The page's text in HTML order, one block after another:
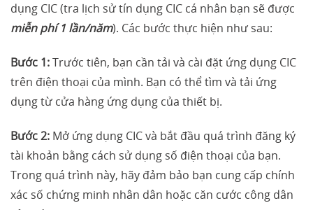
dụng CIC (tra lịch sử tín dụng CIC cá nhân bạn sẽ được
miễn phí 1 lần/năm). Các bước thực hiện như sau:
Bước 1:Trước tiên, bạn cần tải và cài đặt ứng dụng CIC
trên điện thoại của mình. Bạn có thể tìm và tải ứng
dụng từ cửa hàng ứng dụng của thiết bị.
Bước 2: Mở ứng dụng CIC và bắt đầu quá trình đăng ký
tài khoản bằng cách sử dụng số điện thoại của bạn.
Trong quá trình này, hãy đảm bảo bạn cung cấp chính
xác số chứng minh nhân dân hoặc căn cước công dân